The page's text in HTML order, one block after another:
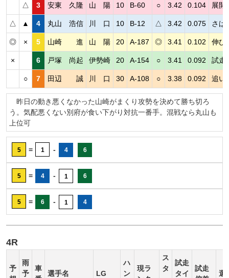
△ 3 安東 久隆 山 陽 10 B-60 ○ 3.42 0.104 展開
△ ▲ 4 丸山 浩信 川 口 10 B-12 △ 3.42 0.075 さば
◎ × 5 山崎 進 山 陽 20 A-187 ◎ 3.41 0.102 伸び
× 6 戸塚 尚起 伊勢崎 20 A-154 ○ 3.41 0.092 試走
○ 7 田辺 誠 川 口 30 A-108 ○ 3.38 0.092 追い
昨日の動き悪くなかった山崎がまくり攻勢を決めて勝ち切ろ
う。気配悪くない別府が食い下がり対抗一番手。混戦なら丸山も
上位可
5 = 1 - 4 6
5 = 4 - 1 6
5 = 6 - 1 4
4R
予
雨
予
車
選手名 LG
ハ
ン
現ラ
ス
タ
試走
タイ
試走
選